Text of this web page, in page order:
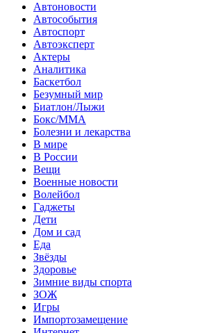
Автоновости
Автособытия
Автоспорт
Автоэксперт
Актеры
Аналитика
Баскетбол
Безумный мир
Биатлон/Лыжи
Бокс/MMA
Болезни и лекарства
В мире
В России
Вещи
Военные новости
Волейбол
Гаджеты
Дети
Дом и сад
Еда
Звёзды
Здоровье
Зимние виды спорта
ЗОЖ
Игры
Импортозамещение